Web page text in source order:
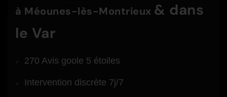
à Méounes-lès-Montrieux & dans
le Var
270 Avis goole 5 étoiles
Intervention discrète 7j/7